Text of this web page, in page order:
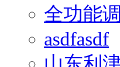
全功能
asdfasdf